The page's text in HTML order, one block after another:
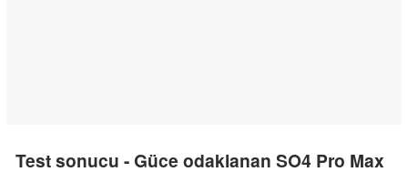
Test sonucu - Güce odaklanan SO4 Pro Max